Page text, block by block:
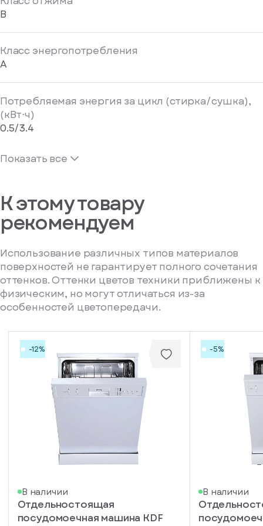
B
Класс энергопотребления
A
Потребляемая энергия за цикл (стирка/сушка),
(кВт⋅ч)
0.5/3.4
Показать все
К этому товару
рекомендуем
Использование различных типов материалов
поверхностей не гарантирует полного сочетания
оттенков. Оттенки цветов техники приближены к
физическим, но могут отличаться из-за
особенностей цветопередачи.
-12%
В наличии
Отдельностоящая
посудомоечная машина KDF
-5%
В наличии